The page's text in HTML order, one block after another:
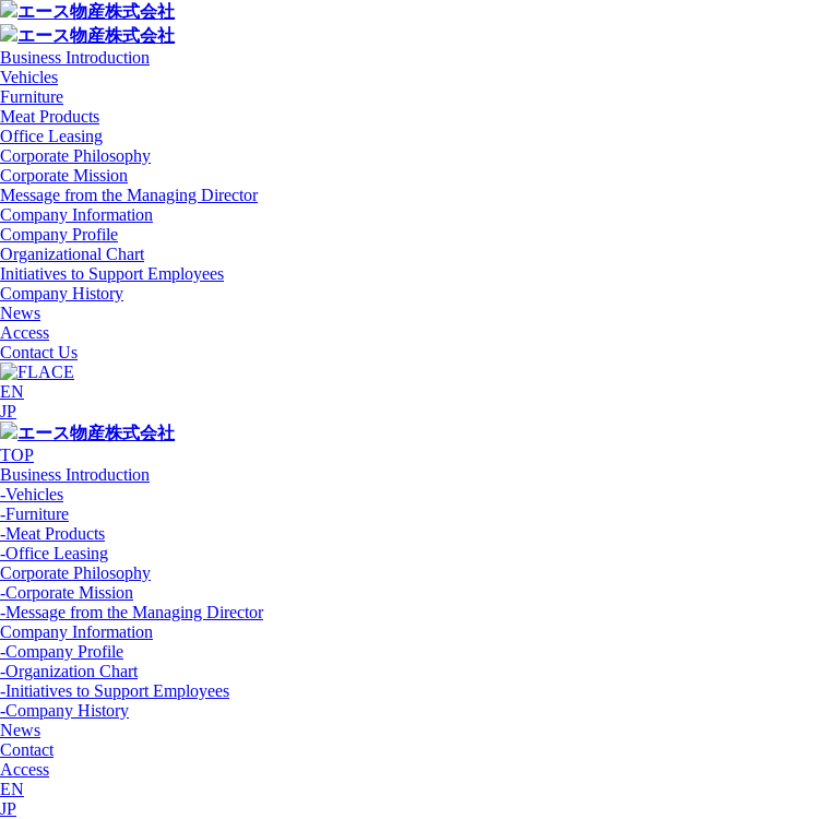
Business Introduction
Vehicles
Furniture
Meat Products
Office Leasing
Corporate Philosophy
Corporate Mission
Message from the Managing Director
Company Information
Company Profile
Organizational Chart
Initiatives to Support Employees
Company History
News
Access
Contact Us
EN
JP
TOP
Business Introduction
‐Vehicles
‐Furniture
‐Meat Products
‐Office Leasing
Corporate Philosophy
-Corporate Mission
-Message from the Managing Director
Company Information
-Company Profile
-Organization Chart
-Initiatives to Support Employees
-Company History
News
Contact
Access
EN
JP